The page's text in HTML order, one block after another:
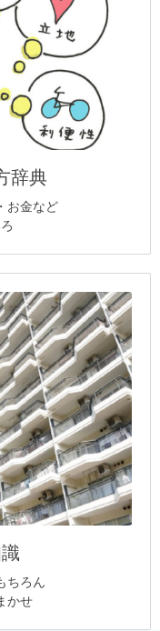
辞典
お金など
ちろん
かせ